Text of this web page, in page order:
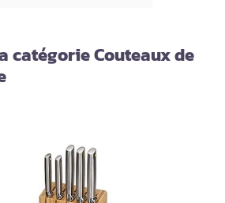
catégorie Couteaux de